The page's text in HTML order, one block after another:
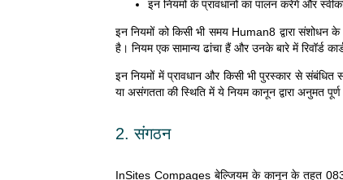
इन नियमों के प्रावधानों का पालन करेंगे और
इन नियमों को किसी भी समय Human8 द्वारा
है। नियम एक सामान्य ढांचा हैं और उनके बारे में रिवॉर्ड
इन नियमों में प्रावधान और किसी भी पुरस्कार से संबंधित
या असंगतता की स्थिति में ये नियम कानून द्वारा अनुमत
2. संगठन
InSites Compages बेल्जियम के कानून के तहत